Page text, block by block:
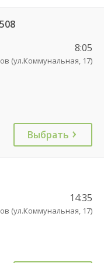
8:05
(ул.Коммунальная, 17)
Выбрать
14:35
(ул.Коммунальная, 17)